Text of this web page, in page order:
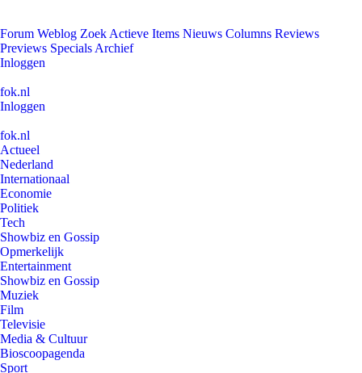
Forum Weblog Zoek Actieve Items Nieuws Columns Reviews
Previews Specials Archief
Inloggen
fok.nl
Inloggen
fok.nl
Actueel
Nederland
Internationaal
Economie
Politiek
Tech
Showbiz en Gossip
Opmerkelijk
Entertainment
Showbiz en Gossip
Muziek
Film
Televisie
Media & Cultuur
Bioscoopagenda
Sport